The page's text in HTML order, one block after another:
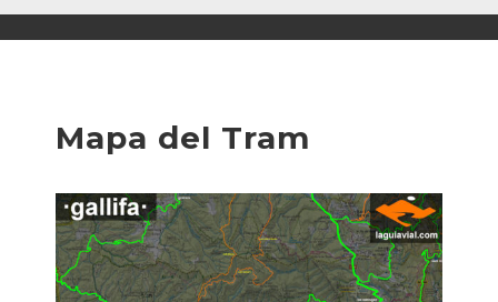
Mapa del Tram